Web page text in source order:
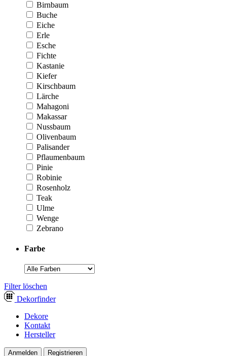
Birnbaum
Buche
Eiche
Erle
Esche
Fichte
Kastanie
Kiefer
Kirschbaum
Lärche
Mahagoni
Makassar
Nussbaum
Olivenbaum
Palisander
Pflaumenbaum
Pinie
Robinie
Rosenholz
Teak
Ulme
Wenge
Zebrano
Farbe
­Filter löschen
Dekorfinder
Dekore
Kontakt
Hersteller
Anmelden Registrieren